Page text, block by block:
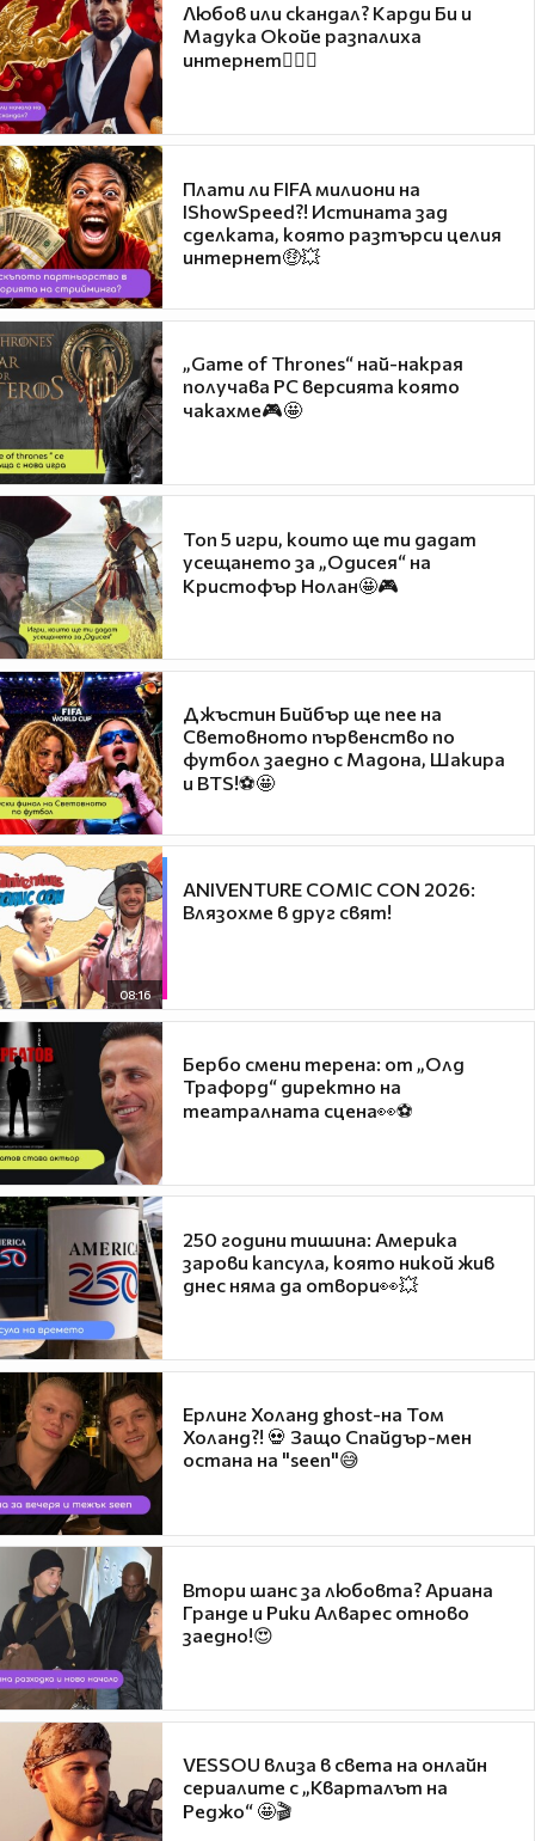
Любов или скандал? Карди Би и
Мадука Окойе разпалиха
интернет❤️‍🔥🔥
Плати ли FIFA милиони на
IShowSpeed?! Истината зад
сделката, която разтърси целия
интернет🤑💥
„Game of Thrones“ най-накрая
получава PC версията която
чакахме🎮🤩
Топ 5 игри, които ще ти дадат
усещането за „Одисея“ на
Кристофър Нолан🤩🎮
Джъстин Бийбър ще пее на
Световното първенство по
футбол заедно с Мадона, Шакира
и BTS!⚽🤩
08:16
ANIVENTURE COMIC CON 2026:
Влязохме в друг свят!
Бербо смени терена: от „Олд
Трафорд“ директно на
театралната сцена👀⚽
250 години тишина: Америка
зарови капсула, която никой жив
днес няма да отвори👀💥
Ерлинг Холанд ghost-на Том
Холанд?! 💀 Защо Спайдър-мен
остана на "seen"😅
Втори шанс за любовта? Ариана
Гранде и Рики Алварес отново
заедно!😍
VESSOU влиза в света на онлайн
сериалите с „Кварталът на
Реджо“ 🤩🎬